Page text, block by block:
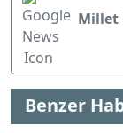
Millet
Benzer